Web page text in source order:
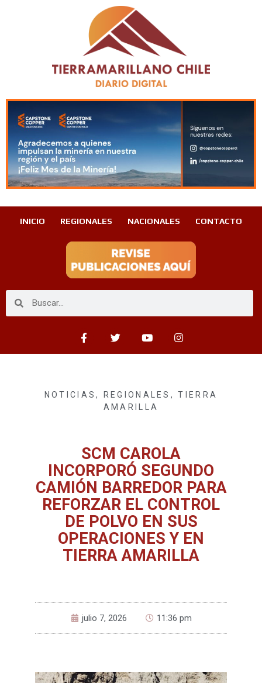
INICIO REGIONALES NACIONALES CONTACTO
NOTICIAS, REGIONALES ,TIERRA
AMARILLA
SCM CAROLA
INCORPORÓ SEGUNDO
CAMIÓN BARREDOR PARA
REFORZAR EL CONTROL
DE POLVO EN SUS
OPERACIONES Y EN
TIERRA AMARILLA
julio 7, 2026 11:36 pm